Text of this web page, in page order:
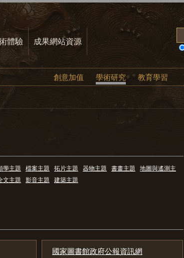
體驗 成果網站資源
創意加值 學術研究 教育學習
學主題 檔案主題 拓片主題 器物主題 書畫主題 地圖與遙測主
文主題 影音主題 建築主題
國家圖書館政府公報資訊網